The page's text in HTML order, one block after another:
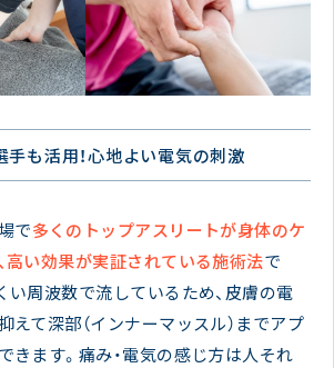
手も活用！心地よい電気の刺激
で多くのトップアスリートが身体のケ
高い効果が実証されている施術法で
い周波数で流しているため、皮膚の電
えて深部（インナーマッスル）までアプ
きます。痛み・電気の感じ方は人それ